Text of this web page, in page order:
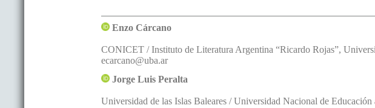
Enzo Cárcano
CONICET / Instituto de Literatura Argentina “Ricardo Rojas”,
ecarcano@uba.ar
Jorge Luis Peralta
Universidad de las Islas Baleares / Universidad Nacional de Educación